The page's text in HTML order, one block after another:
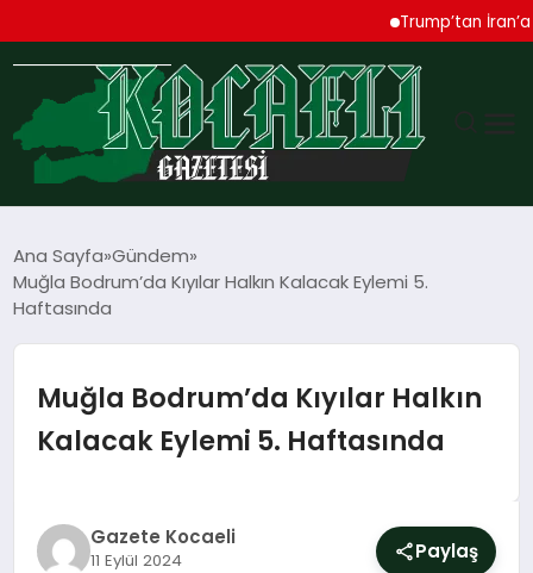
Trump’tan İran’a Sert
TEKNOLOJI
SIYASET
Ana Sayfa Gündem
Muğla Bodrum’da Kıyılar Halkın Kalacak Eylemi 5.
Haftasında
Muğla Bodrum’da Kıyılar Halkın
Kalacak Eylemi 5. Haftasında
Gazete Kocaeli
11 Eylül 2024 Paylaş